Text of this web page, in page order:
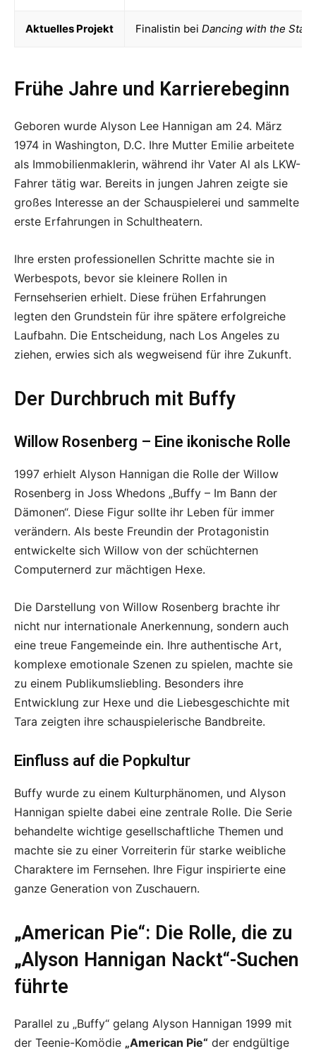
Aktuelles Projekt Finalistin bei Dancing with the Stars
Frühe Jahre und Karrierebeginn
Geboren wurde Alyson Lee Hannigan am 24. März
1974 in Washington, D.C. Ihre Mutter Emilie arbeitete
als Immobilienmaklerin, während ihr Vater Al als LKW-
Fahrer tätig war. Bereits in jungen Jahren zeigte sie
großes Interesse an der Schauspielerei und sammelte
erste Erfahrungen in Schultheatern.
Ihre ersten professionellen Schritte machte sie in
Werbespots, bevor sie kleinere Rollen in
Fernsehserien erhielt. Diese frühen Erfahrungen
legten den Grundstein für ihre spätere erfolgreiche
Laufbahn. Die Entscheidung, nach Los Angeles zu
ziehen, erwies sich als wegweisend für ihre Zukunft.
Der Durchbruch mit Buffy
Willow Rosenberg – Eine ikonische Rolle
1997 erhielt Alyson Hannigan die Rolle der Willow
Rosenberg in Joss Whedons „Buffy – Im Bann der
Dämonen“. Diese Figur sollte ihr Leben für immer
verändern. Als beste Freundin der Protagonistin
entwickelte sich Willow von der schüchternen
Computernerd zur mächtigen Hexe.
Die Darstellung von Willow Rosenberg brachte ihr
nicht nur internationale Anerkennung, sondern auch
eine treue Fangemeinde ein. Ihre authentische Art,
komplexe emotionale Szenen zu spielen, machte sie
zu einem Publikumsliebling. Besonders ihre
Entwicklung zur Hexe und die Liebesgeschichte mit
Tara zeigten ihre schauspielerische Bandbreite.
Einfluss auf die Popkultur
Buffy wurde zu einem Kulturphänomen, und Alyson
Hannigan spielte dabei eine zentrale Rolle. Die Serie
behandelte wichtige gesellschaftliche Themen und
machte sie zu einer Vorreiterin für starke weibliche
Charaktere im Fernsehen. Ihre Figur inspirierte eine
ganze Generation von Zuschauern.
„American Pie“: Die Rolle, die zu
„Alyson Hannigan Nackt“-Suchen
führte
Parallel zu „Buffy“ gelang Alyson Hannigan 1999 mit
der Teenie-Komödie „American Pie“ der endgültige